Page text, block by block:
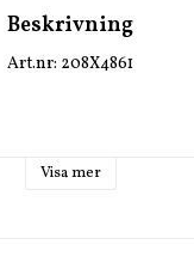
Beskrivning
Art.nr: 208X4861
Visa mer